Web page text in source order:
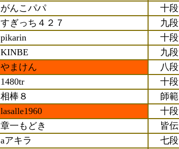
がんこパパ 十段
すぎっち４２７ 九段
pikarin 十段
KINBE 九段
やまけん 八段
1480tr 十段
相棒８ 師範
lasalle1960 十段
章一もどき 皆伝
aアキラ 七段